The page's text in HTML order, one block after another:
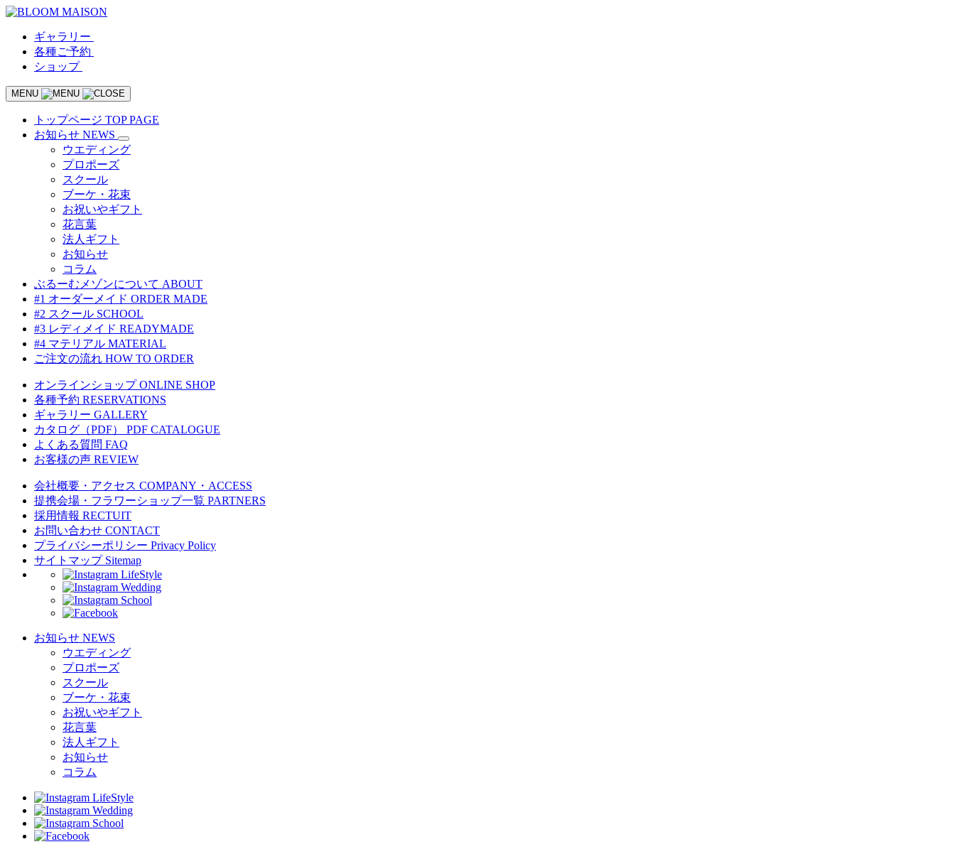
ギャラリー
各種ご予約
ショップ
MENU
トップページ TOP PAGE
お知らせ NEWS
ウエディング
プロポーズ
スクール
ブーケ・花束
お祝いやギフト
花言葉
法人ギフト
お知らせ
コラム
ぶるーむメゾンについて ABOUT
#1 オーダーメイド ORDER MADE
#2 スクール SCHOOL
#3 レディメイド READYMADE
#4 マテリアル MATERIAL
ご注文の流れ HOW TO ORDER
オンラインショップ ONLINE SHOP
各種予約 RESERVATIONS
ギャラリー GALLERY
カタログ（PDF）
PDF CATALOGUE
よくある質問 FAQ
お客様の声 REVIEW
会社概要・アクセス COMPANY・ACCESS
提携会場・フラワーショップ一覧 PARTNERS
採用情報 RECTUIT
お問い合わせ CONTACT
プライバシーポリシー Privacy Policy
サイトマップ Sitemap
LifeStyle
Wedding
School
お知らせ NEWS
ウエディング
プロポーズ
スクール
ブーケ・花束
お祝いやギフト
花言葉
法人ギフト
お知らせ
コラム
LifeStyle
Wedding
School